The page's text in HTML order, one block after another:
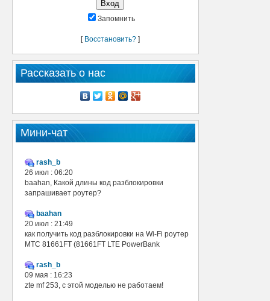
Запомнить
[ Восстановить?]
Рассказать о нас
Мини-чат
rash_b
26 июл : 06:20
baahan, Какой длины код разблокировки
запрашивает роутер?
baahan
20 июл : 21:49
как получить код разблокировки на Wi-Fi роутер
МТС 81661FT (81661FT LTE PowerBank
rash_b
09 мая : 16:23
zte mf 253, с этой моделью не работаем!